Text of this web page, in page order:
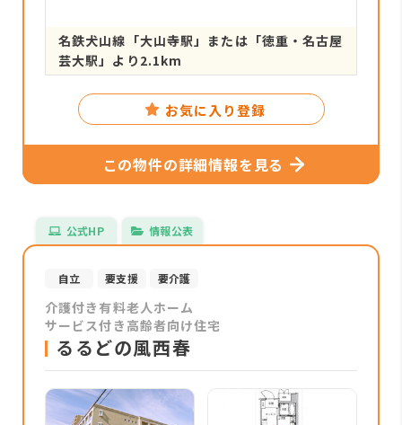
名鉄犬山線「大山寺駅」または「徳重・名古屋
芸大駅」より2.1km
お気に入り登録
この物件の詳細情報を見る
公式HP 情報公表
自立 要支援 要介護
介護付き有料老人ホーム
サービス付き高齢者向け住宅
るるどの風西春